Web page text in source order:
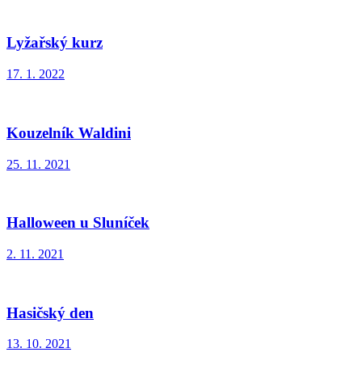
Lyžařský kurz
17. 1. 2022
Kouzelník Waldini
25. 11. 2021
Halloween u Sluníček
2. 11. 2021
Hasičský den
13. 10. 2021